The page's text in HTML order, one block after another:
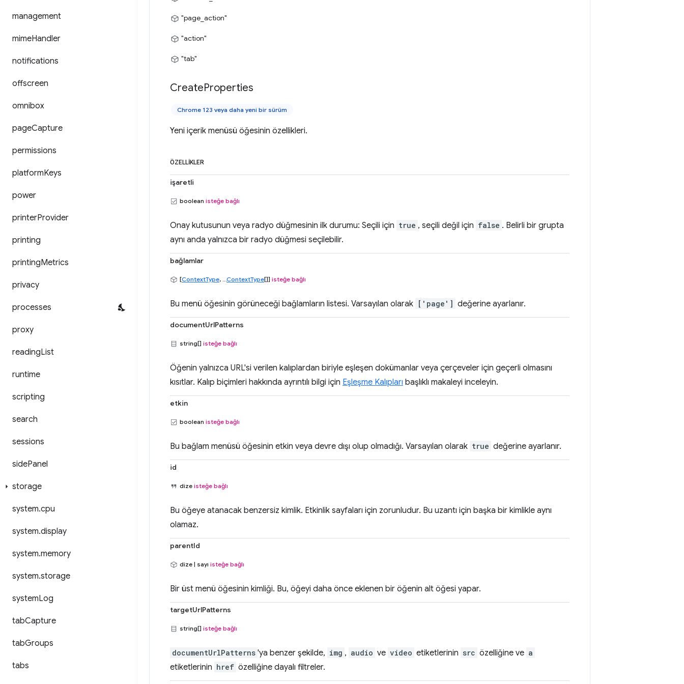
management
mimeHandler
notifications
offscreen
omnibox
pageCapture
permissions
platformKeys
power
printerProvider
printing
printingMetrics
privacy
processes
proxy
readingList
runtime
scripting
search
sessions
sidePanel
storage
system.cpu
system.display
system.memory
system.storage
systemLog
tabCapture
tabGroups
tabs
"page_action"
"action"
"tab"
CreateProperties
Chrome 123 veya daha yeni bir sürüm
Yeni içerik menüsü öğesinin özellikleri.
ÖZELLIKLER
işaretli
boolean isteğe bağlı
Onay kutusunun veya radyo düğmesinin ilk durumu: Seçili için true , seçili değil için false . Belirli bir grupta
aynı anda yalnızca bir radyo düğmesi seçilebilir.
bağlamlar
[ContextType, ...ContextType[]] isteğe bağlı
Bu menü öğesinin görüneceği bağlamların listesi. Varsayılan olarak ['page'] değerine ayarlanır.
documentUrlPatterns
string[] isteğe bağlı
Öğenin yalnızca URL'si verilen kalıplardan biriyle eşleşen dokümanlar veya çerçeveler için geçerli olmasını
kısıtlar. Kalıp biçimleri hakkında ayrıntılı bilgi için Eşleşme Kalıpları başlıklı makaleyi inceleyin.
etkin
boolean isteğe bağlı
Bu bağlam menüsü öğesinin etkin veya devre dışı olup olmadığı. Varsayılan olarak true değerine ayarlanır.
id
dize isteğe bağlı
Bu öğeye atanacak benzersiz kimlik. Etkinlik sayfaları için zorunludur. Bu uzantı için başka bir kimlikle aynı
olamaz.
parentId
dize | sayı isteğe bağlı
Bir üst menü öğesinin kimliği. Bu, öğeyi daha önce eklenen bir öğenin alt öğesi yapar.
targetUrlPatterns
string[] isteğe bağlı
documentUrlPatterns 'ya benzer şekilde, img , audio ve video etiketlerinin src özelliğine ve a
etiketlerinin href özelliğine dayalı filtreler.